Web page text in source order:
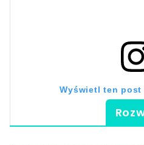
Wyświetl ten post